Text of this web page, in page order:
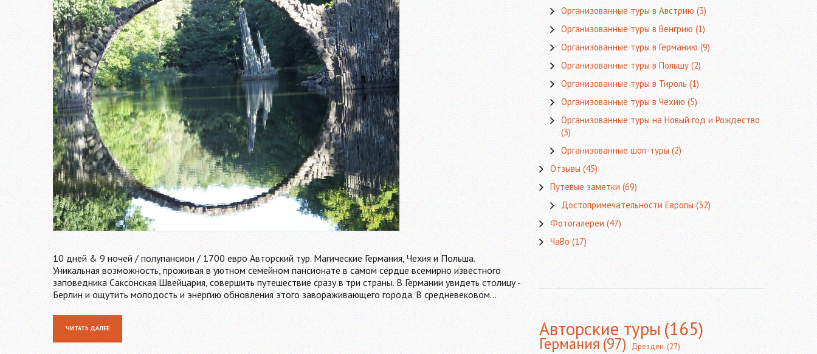
10 дней & 9 ночей / полупансион / 1700 евро Авторский тур. Магические Германия, Чехия и Польша.
Уникальная возможность, проживая в уютном семейном пансионате в самом сердце всемирно известного
заповедника Саксонская Швейцария, совершить путешествие сразу в три страны. В Германии увидеть столицу -
Берлин и ощутить молодость и энергию обновления этого завораживающего города. В средневековом…
ЧИТАТЬ ДАЛЕЕ
Организованные туры в Австрию(3)
Организованные туры в Венгрию(1)
Организованные туры в Германию(9)
Организованные туры в Польшу(2)
Организованные туры в Тироль(1)
Организованные туры в Чехию(5)
Организованные туры на Новый год и Рождество
(3)
Организованные шоп-туры(2)
Отзывы(45)
Путевые заметки(69)
Достопримечательности Европы(32)
Фотогалереи(47)
ЧаВо(17)
Авторские туры(165)
Германия(97) Дрезден (27)